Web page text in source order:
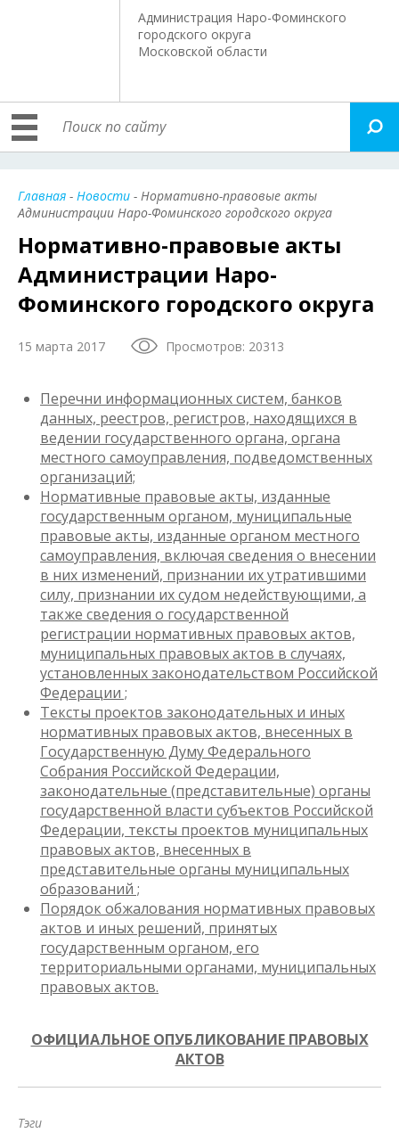
Администрация Наро-Фоминского
городского округа
Московской области
Главная - Новости - Нормативно-правовые акты
Администрации Наро-Фоминского городского округа
Нормативно-правовые акты
Администрации Наро-
Фоминского городского округа
15 марта 2017 Просмотров: 20313
Перечни информационных систем, банков
данных, реестров, регистров, находящихся в
ведении государственного органа, органа
местного самоуправления, подведомственных
организаций;
Нормативные правовые акты, изданные
государственным органом, муниципальные
правовые акты, изданные органом местного
самоуправления, включая сведения о внесении
в них изменений, признании их утратившими
силу, признании их судом недействующими, а
также сведения о государственной
регистрации нормативных правовых актов,
муниципальных правовых актов в случаях,
установленных законодательством Российской
Федерации ;
Тексты проектов законодательных и иных
нормативных правовых актов, внесенных в
Государственную Думу Федерального
Собрания Российской Федерации,
законодательные (представительные) органы
государственной власти субъектов Российской
Федерации, тексты проектов муниципальных
правовых актов, внесенных в
представительные органы муниципальных
образований ;
Порядок обжалования нормативных правовых
актов и иных решений, принятых
государственным органом, его
территориальными органами, муниципальных
правовых актов.
ОФИЦИАЛЬНОЕ ОПУБЛИКОВАНИЕ ПРАВОВЫХ
АКТОВ
Тэги